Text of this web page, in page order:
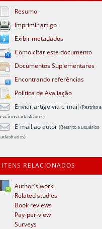
Resumo
Imprimir artigo
Exibir metadados
Como citar este documento
Documentos Suplementares
Encontrando referências
Política de Avaliação
Enviar artigo via e-mail(Restrito a
cadastrados)
E-mail ao autor(Restrito a usuários
ITENS RELACIONADOS
Author's work
Related studies
Book reviews
Pay-per-view
Surveys